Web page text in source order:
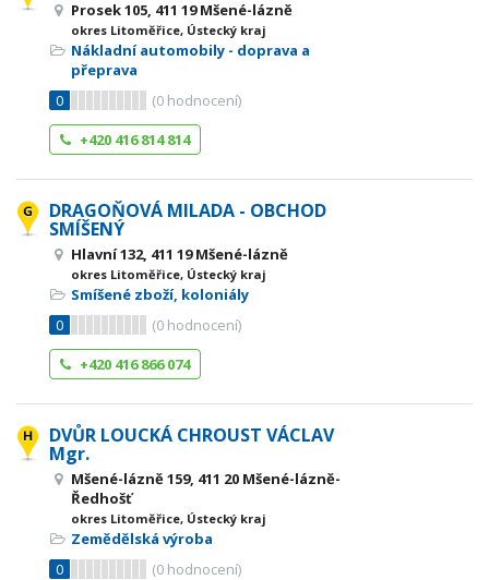
Prosek 105, 411 19 Mšené-lázně
okres Litoměřice, Ústecký kraj
Nákladní automobily - doprava a
přeprava
0
(0 hodnocení)
+420 416 814 814
DRAGOŇOVÁ MILADA - OBCHOD
SMÍŠENÝ
Hlavní 132, 411 19 Mšené-lázně
okres Litoměřice, Ústecký kraj
Smíšené zboží, koloniály
0
(0 hodnocení)
+420 416 866 074
DVŮR LOUCKÁ CHROUST VÁCLAV
Mgr.
Mšené-lázně 159, 411 20 Mšené-lázně-
Ředhošť
okres Litoměřice, Ústecký kraj
Zemědělská výroba
0
(0 hodnocení)